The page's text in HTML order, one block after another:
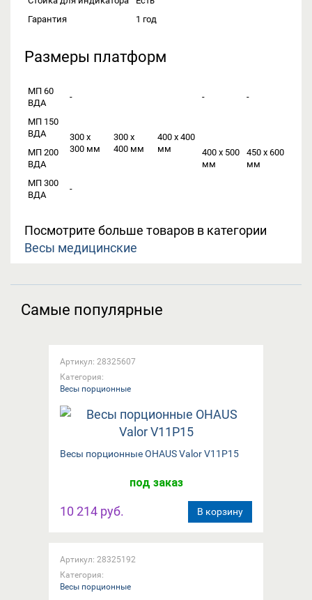
Гарантия
1 год
Размеры платформ
МП 60
ВДА
-
300 х
400 мм
400 х 400
мм
- -
МП 150
ВДА
300 х
300 мм
400 х 500
мм
450 х 600
мм
МП 200
ВДА
МП 300
ВДА
-
Посмотрите больше товаров в категории
Весы медицинские
Самые популярные
Артикул: 28325607
Категория:
Весы порционные
Весы порционные OHAUS Valor V11P15
под заказ
10 214 руб. В корзину
Артикул: 28325192
Категория:
Весы порционные